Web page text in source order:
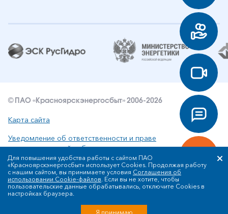
© ПАО «Красноярскэнергосбыт» 2006-2026
Карта сайта
Уведомление об ответственности и праве
интеллектуальной собственности
Политика ПАО «Красноярскэнергосбыт» в отношении
обработки персональных данных
Для повышения удобства работы с сайтом ПАО
«Красноярскэнергосбыт» использует Cookies. Продолжая работу
с нашим сайтом, вы принимаете условия Соглашения об
использовании Cookie-файлов. Если вы не хотите, чтобы
пользовательские данные обрабатывались, отключите Cookies в
настройках браузера.
Я принимаю